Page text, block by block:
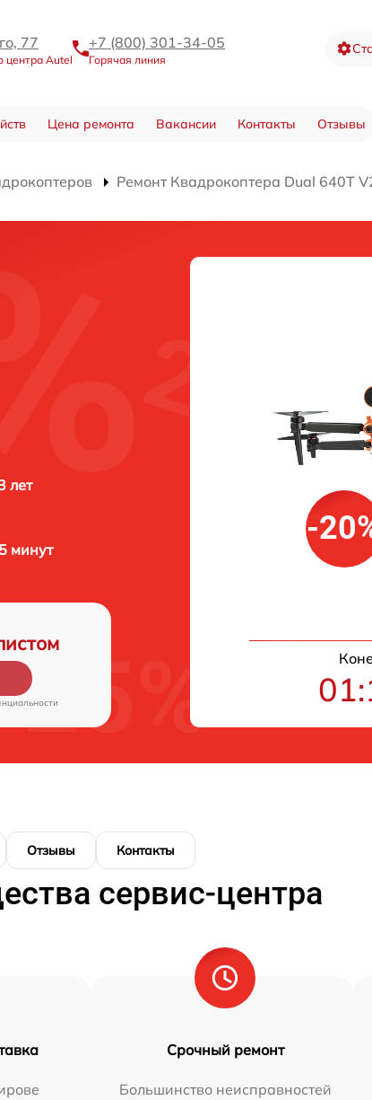
77
центра Autel
+7 (800) 301-34-05
Горячая линия
Цена ремонта Вакансии Контакты Отзывы
Ремонт Квадрокоптера Dual 640T
лет
минут
-
Отзывы Контакты
сервис-центра
Срочный ремонт
Большинство неисправностей